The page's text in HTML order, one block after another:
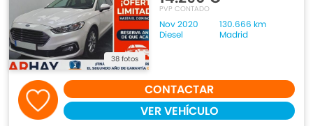
38 fotos
PVP CONTADO
Nov 2020
130.666 km
Diesel
Madrid
CONTACTAR
VER VEHÍCULO